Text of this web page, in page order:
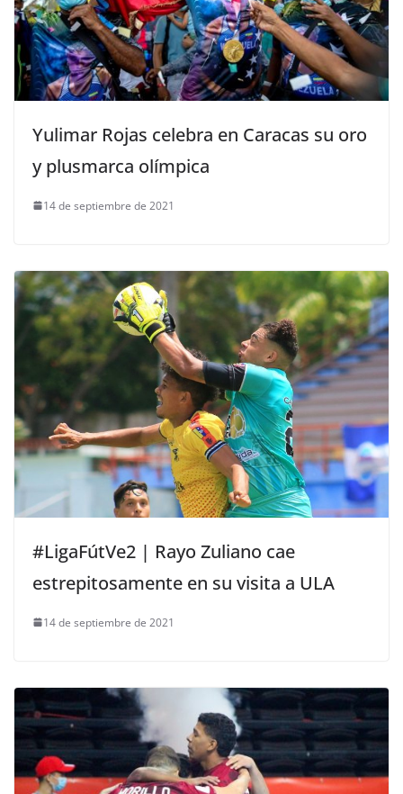
Yulimar Rojas celebra en Caracas su oro
y plusmarca olímpica
14 de septiembre de 2021
#LigaFútVe2 | Rayo Zuliano cae
estrepitosamente en su visita a ULA
14 de septiembre de 2021